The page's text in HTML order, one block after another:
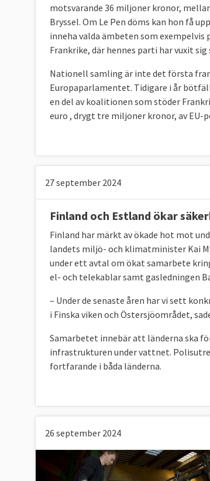
motsvarande 36 miljoner kronor,
Bryssel. Om Le Pen döms kan hon få
inneha valda ämbeten som
Frankrike, där hennes parti har vuxit
Nationell samling är inte det första
Europaparlamentet. Tidigare i år
en del av koalitionen som stöder
euro , drygt tre miljoner kronor, av EU-
27 september 2024
Finland och Estland ökar
Finland har märkt av ökade hot mot
landets miljö- och klimatminister Kai
under ett avtal om ökat samarbete
el- och telekablar samt gasledningen
– Under de senaste åren har vi sett
i Finska viken och Östersjöområdet,
Samarbetet innebär att länderna ska
infrastrukturen under vattnet.
fortfarande i båda länderna.
26 september 2024